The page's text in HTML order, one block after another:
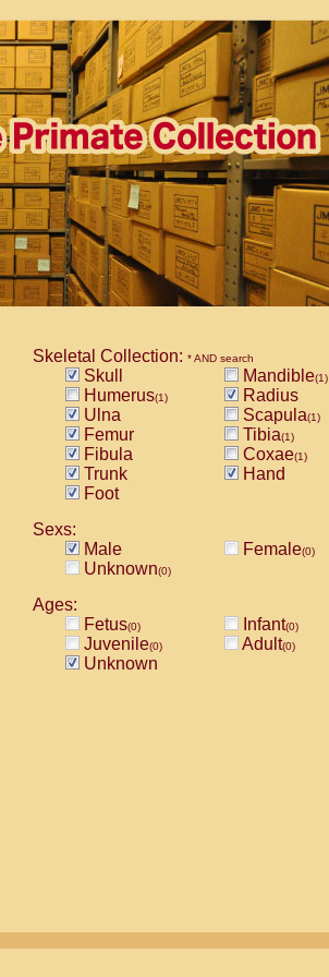
Skeletal Collection: * AND search
Skull Mandible(1)
Humerus(1)
Radius
Ulna
Scapula(1)
Femur Tibia(1)
Fibula Coxae(1)
Trunk
Hand
Foot
Sexs:
Male
Female(0)
Unknown(0)
Ages:
Fetus(0) Infant(0)
Juvenile(0) Adult(0)
Unknown